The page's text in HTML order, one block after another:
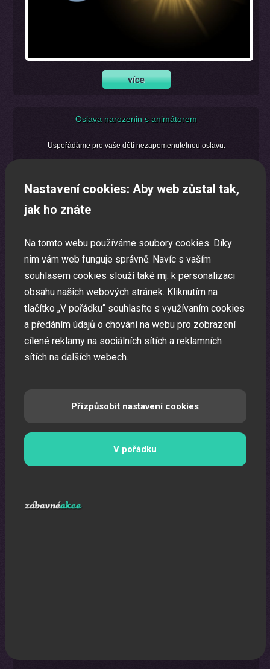
Oslava narozenin s animátorem
Uspořádáme pro vaše děti nezapomenutelnou oslavu.
Nastavení cookies: Aby web zůstal tak,
jak ho znáte
Na tomto webu používáme soubory cookies. Díky
nim vám web funguje správně. Navíc s vaším
souhlasem cookies slouží také mj. k personalizaci
obsahu našich webových stránek. Kliknutím na
tlačítko „V pořádku“ souhlasíte s využívaním cookies
a předáním údajů o chování na webu pro zobrazení
cílené reklamy na sociálních sítích a reklamních
sítích na dalších webech.
Přizpůsobit nastavení cookies
V pořádku